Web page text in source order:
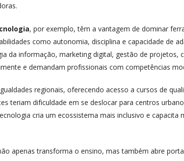
, por exemplo, têm a vantagem de dominar
como autonomia, disciplina e capacidade de
da informação, marketing digital, gestão de projetos,
e demandam profissionais com competências
regionais, oferecendo acesso a cursos de
teriam dificuldade em se deslocar para centros
cria um ecossistema mais inclusivo e capacita
apenas transforma o ensino, mas também abre